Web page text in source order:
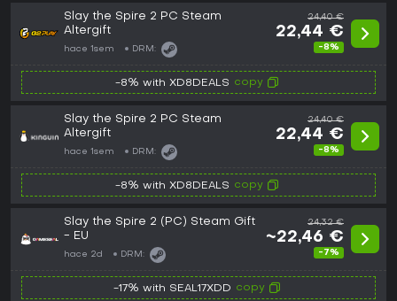
Slay the Spire 2 PC Steam
Altergift
hace 1sem DRM:
24,40 €
22,44 €
-8%
-8% with XD8DEALS copy
Slay the Spire 2 PC Steam
Altergift
hace 1sem DRM:
24,40 €
22,44 €
-8%
-8% with XD8DEALS copy
Slay the Spire 2 (PC) Steam Gift
- EU
hace 2d DRM:
24,32 €
~22,46 €
-7%
-17% with SEAL17XDD copy